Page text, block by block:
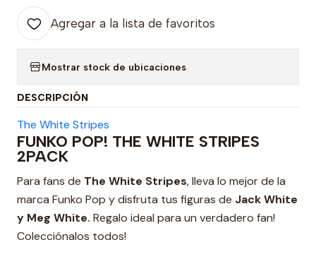
Agregar a la lista de favoritos
Mostrar stock de ubicaciones
DESCRIPCIÓN
The White Stripes
FUNKO POP! THE WHITE STRIPES
2PACK
Para fans de The White Stripes, lleva lo mejor de la
marca Funko Pop y disfruta tus figuras de Jack White
y Meg White. Regalo ideal para un verdadero fan!
Colecciónalos todos!